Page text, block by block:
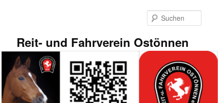
Reit- und Fahrverein Ostönnen